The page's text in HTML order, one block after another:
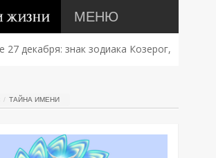
МЕНЮ
27 декабря: знак зодиака Козерог,
ТАЙНА ИМЕНИ